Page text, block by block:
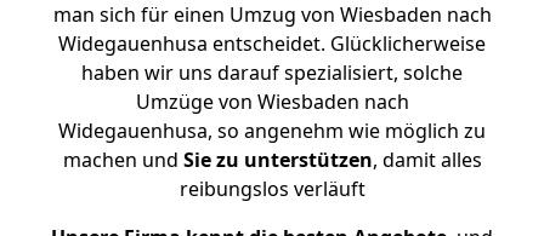
man sich für einen Umzug von Wiesbaden nach
Widegauenhusa entscheidet. Glücklicherweise
haben wir uns darauf spezialisiert, solche
Umzüge von Wiesbaden nach
Widegauenhusa, so angenehm wie möglich zu
machen und Sie zu unterstützen, damit alles
reibungslos verläuft